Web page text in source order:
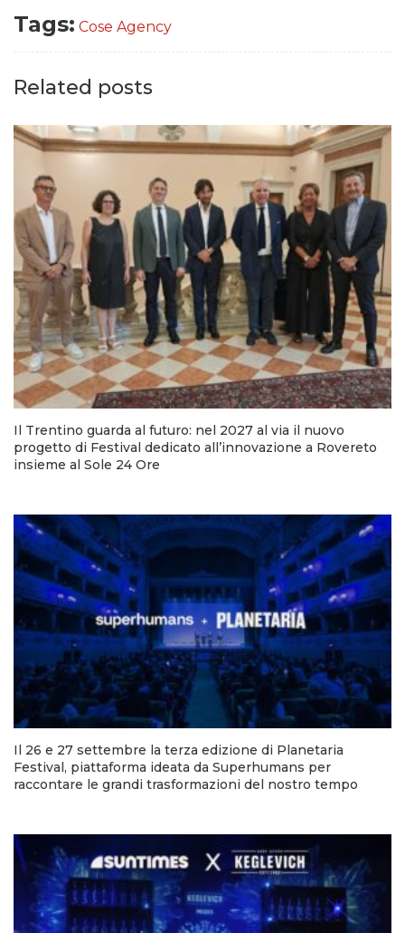
Tags: Cose Agency
Related posts
Il Trentino guarda al futuro: nel 2027 al via il nuovo
progetto di Festival dedicato all’innovazione a Rovereto
insieme al Sole 24 Ore
Il 26 e 27 settembre la terza edizione di Planetaria
Festival, piattaforma ideata da Superhumans per
raccontare le grandi trasformazioni del nostro tempo